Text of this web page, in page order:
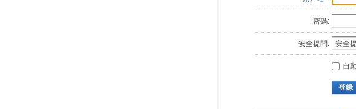
密碼:
安全提問:
自
登錄